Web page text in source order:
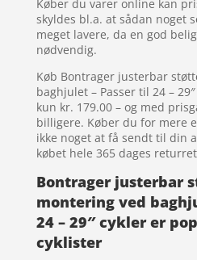
Køber du varer online kan
skyldes bl.a. at sådan noget
meget lavere, da en god
nødvendig.
Køb Bontrager justerbar
baghjulet – Passer til 24 –
kun kr. 179.00 – og med
billigere. Køber du for mere
ikke noget at få sendt til din
købet hele 365 dages
Bontrager justerbar
montering ved
24 – 29″ cykler er
cyklister